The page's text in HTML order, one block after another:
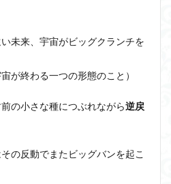
未来、宇宙がビッグクランチを
が終わる一つの形態のこと）
の小さな種につぶれながら逆戻
の反動でまたビッグバンを起こ